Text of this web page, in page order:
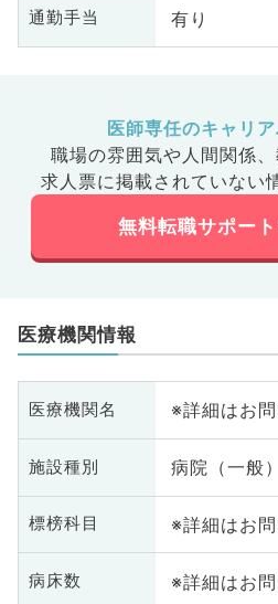
通勤手当 有り
医師専任のキャリ
職場の雰囲気や人間関係、
求人票に掲載されていない
無料転職サポー
医療機関情報
医療機関名 ※詳細はお
施設種別 病院（一般）
標榜科目 ※詳細はお
病床数 ※詳細はお